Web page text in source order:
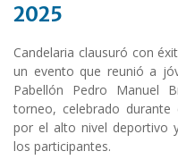
2025
Candelaria clausuró con
un evento que reunió a
Pabellón Pedro Manuel
torneo, celebrado
por el alto nivel deportivo
los participantes.